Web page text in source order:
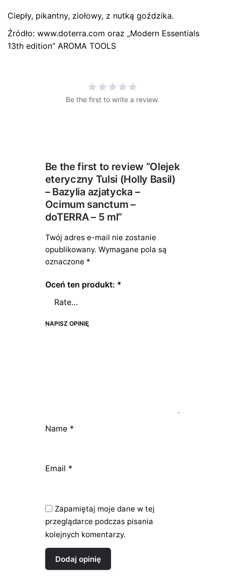
Ciepły, pikantny, ziołowy, z nutką goździka.
Źródło: www.doterra.com oraz „Modern Essentials
13th edition” AROMA TOOLS
Be the first to write a review.
Be the first to review “Olejek
eteryczny Tulsi (Holly Basil)
– Bazylia azjatycka –
Ocimum sanctum –
doTERRA – 5 ml”
Twój adres e-mail nie zostanie
opublikowany. Wymagane pola są
oznaczone *
Oceń ten produkt: *
NAPISZ OPINIĘ
Name *
Email *
Zapamiętaj moje dane w tej
przeglądarce podczas pisania
kolejnych komentarzy.